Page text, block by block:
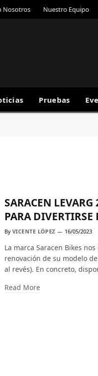
Nosotros Nuestro Equipo
Pruebas
SARACEN
PARA DIVERTIRSE
By VICENTE LÓPEZ 16/05/2023
La marca Saracen Bikes
renovación de su modelo
al revés). En concreto,
Read More